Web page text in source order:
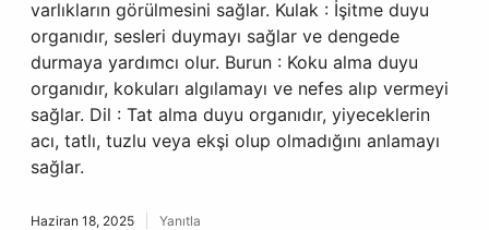
varlıkların görülmesini sağlar. Kulak : İşitme duyu
organıdır, sesleri duymayı sağlar ve dengede
durmaya yardımcı olur. Burun : Koku alma duyu
organıdır, kokuları algılamayı ve nefes alıp vermeyi
sağlar. Dil : Tat alma duyu organıdır, yiyeceklerin
acı, tatlı, tuzlu veya ekşi olup olmadığını anlamayı
sağlar.
Haziran 18, 2025 Yanıtla